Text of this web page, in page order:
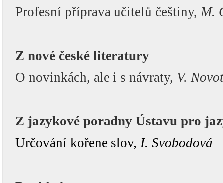
Profesní příprava učitelů češtiny,M.
Z nové české literatury
O novinkách, ale i s návraty, V.
Z jazykové poradny Ústavu pro
Určování kořene slov, I. Svobodová